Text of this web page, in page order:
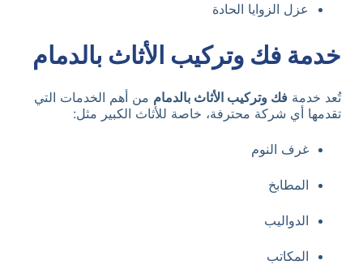
عزل الزوايا الحادة
خدمة فك وتركيب الأثاث بالدمام
تُعد خدمة فك وتركيب الأثاث بالدمام من أهم الخدمات التي
تقدمها أي شركة محترفة، خاصة للأثاث الكبير مثل:
غرف النوم
المطابخ
الدواليب
المكاتب